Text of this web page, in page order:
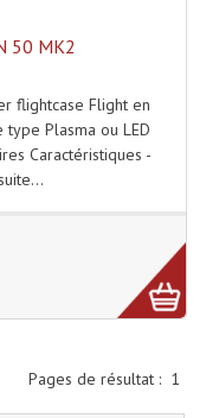
50 MK2
flightcase Flight en
Plasma ou LED
Caractéristiques -
Pages de résultat : 1